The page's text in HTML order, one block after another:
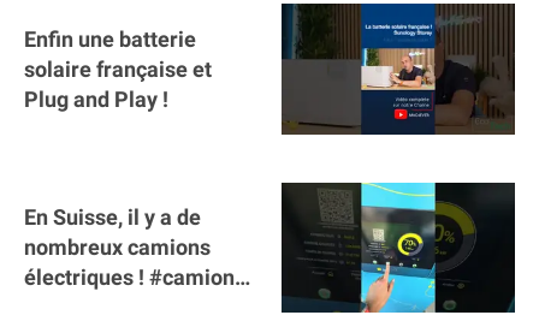
Enfin une batterie
solaire française et
Plug and Play !
En Suisse, il y a de
nombreux camions
électriques ! #camion